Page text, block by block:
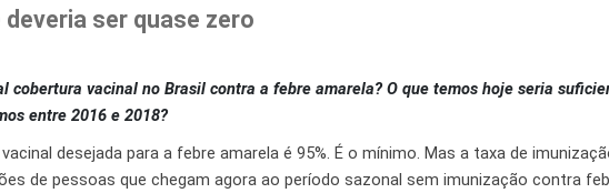
ser quase zero
cobertura vacinal no Brasil contra a febre amarela? O que temos hoje seria
entre 2016 e 2018?
desejada para a febre amarela é 95%. É o mínimo. Mas a taxa de
de pessoas que chegam agora ao período sazonal sem imunização contra